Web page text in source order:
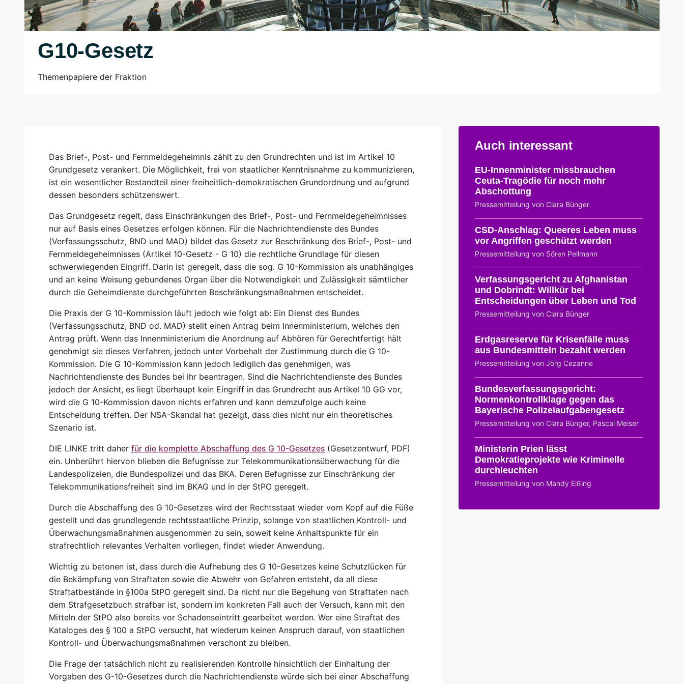
G10-Gesetz
Themenpapiere der Fraktion
Das Brief-, Post- und Fernmeldegeheimnis zählt zu den Grundrechten und ist im Artikel 10
Grundgesetz verankert. Die Möglichkeit, frei von staatlicher Kenntnisnahme zu kommunizieren,
ist ein wesentlicher Bestandteil einer freiheitlich-demokratischen Grundordnung und aufgrund
dessen besonders schützenswert.
Das Grundgesetz regelt, dass Einschränkungen des Brief-, Post- und Fernmeldegeheimnisses
nur auf Basis eines Gesetzes erfolgen können. Für die Nachrichtendienste des Bundes
(Verfassungsschutz, BND und MAD) bildet das Gesetz zur Beschränkung des Brief-, Post- und
Fernmeldegeheimnisses (Artikel 10-Gesetz - G 10) die rechtliche Grundlage für diesen
schwerwiegenden Eingriff. Darin ist geregelt, dass die sog. G 10-Kommission als unabhängiges
und an keine Weisung gebundenes Organ über die Notwendigkeit und Zulässigkeit sämtlicher
durch die Geheimdienste durchgeführten Beschränkungsmaßnahmen entscheidet.
Die Praxis der G 10-Kommission läuft jedoch wie folgt ab: Ein Dienst des Bundes
(Verfassungsschutz, BND od. MAD) stellt einen Antrag beim Innenministerium, welches den
Antrag prüft. Wenn das Innenministerium die Anordnung auf Abhören für Gerechtfertigt hält
genehmigt sie dieses Verfahren, jedoch unter Vorbehalt der Zustimmung durch die G 10-
Kommission. Die G 10-Kommission kann jedoch lediglich das genehmigen, was
Nachrichtendienste des Bundes bei ihr beantragen. Sind die Nachrichtendienste des Bundes
jedoch der Ansicht, es liegt überhaupt kein Eingriff in das Grundrecht aus Artikel 10 GG vor,
wird die G 10-Kommission davon nichts erfahren und kann demzufolge auch keine
Entscheidung treffen. Der NSA-Skandal hat gezeigt, dass dies nicht nur ein theoretisches
Szenario ist.
DIE LINKE tritt daher für die komplette Abschaffung des G 10-Gesetzes (Gesetzentwurf, PDF)
ein. Unberührt hiervon blieben die Befugnisse zur Telekommunikationsüberwachung für die
Landespolizeien, die Bundespolizei und das BKA. Deren Befugnisse zur Einschränkung der
Telekommunikationsfreiheit sind im BKAG und in der StPO geregelt.
Durch die Abschaffung des G 10-Gesetzes wird der Rechtsstaat wieder vom Kopf auf die Füße
gestellt und das grundlegende rechtsstaatliche Prinzip, solange von staatlichen Kontroll- und
Überwachungsmaßnahmen ausgenommen zu sein, soweit keine Anhaltspunkte für ein
strafrechtlich relevantes Verhalten vorliegen, findet wieder Anwendung.
Wichtig zu betonen ist, dass durch die Aufhebung des G 10-Gesetzes keine Schutzlücken für
die Bekämpfung von Straftaten sowie die Abwehr von Gefahren entsteht, da all diese
Straftatbestände in §100a StPO geregelt sind. Da nicht nur die Begehung von Straftaten nach
dem Strafgesetzbuch strafbar ist, sondern im konkreten Fall auch der Versuch, kann mit den
Mitteln der StPO also bereits vor Schadenseintritt gearbeitet werden. Wer eine Straftat des
Kataloges des § 100 a StPO versucht, hat wiederum keinen Anspruch darauf, von staatlichen
Kontroll- und Überwachungsmaßnahmen verschont zu bleiben.
Die Frage der tatsächlich nicht zu realisierenden Kontrolle hinsichtlich der Einhaltung der
Vorgaben des G-10-Gesetzes durch die Nachrichtendienste würde sich bei einer Abschaffung
Auch interessant
EU-Innenminister missbrauchen
Ceuta-Tragödie für noch mehr
Abschottung
Pressemitteilung von Clara Bünger
CSD-Anschlag: Queeres Leben muss
vor Angriffen geschützt werden
Pressemitteilung von Sören Pellmann
Verfassungsgericht zu Afghanistan
und Dobrindt: Willkür bei
Entscheidungen über Leben und Tod
Pressemitteilung von Clara Bünger
Erdgasreserve für Krisenfälle muss
aus Bundesmitteln bezahlt werden
Pressemitteilung von Jörg Cezanne
Bundesverfassungsgericht:
Normenkontrollklage gegen das
Bayerische Polizeiaufgabengesetz
Pressemitteilung von Clara Bünger, Pascal Meiser
Ministerin Prien lässt
Demokratieprojekte wie Kriminelle
durchleuchten
Pressemitteilung von Mandy Eißing